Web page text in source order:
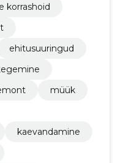
korrashoid
ehitusuuringud
müük
kaevandamine